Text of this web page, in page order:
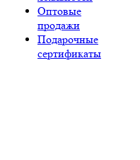
Оптовые
продажи
Подарочные
сертификаты